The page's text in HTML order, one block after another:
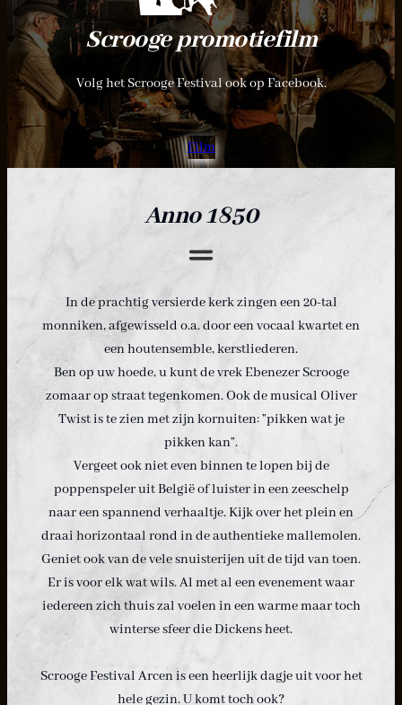
Scrooge promotiefilm
Volg het Scrooge Festival ook op Facebook.
Film
Anno 1850
In de prachtig versierde kerk zingen een 20-tal
monniken, afgewisseld o.a. door een vocaal kwartet en
een houtensemble, kerstliederen.
Ben op uw hoede, u kunt de vrek Ebenezer Scrooge
zomaar op straat tegenkomen. Ook de musical Oliver
Twist is te zien met zijn kornuiten: ”pikken wat je
pikken kan”.
Vergeet ook niet even binnen te lopen bij de
poppenspeler uit België of luister in een zeeschelp
naar een spannend verhaaltje. Kijk over het plein en
draai horizontaal rond in de authentieke mallemolen.
Geniet ook van de vele snuisterijen uit de tijd van toen.
Er is voor elk wat wils. Al met al een evenement waar
iedereen zich thuis zal voelen in een warme maar toch
winterse sfeer die Dickens heet.
Scrooge Festival Arcen is een heerlijk dagje uit voor het
hele gezin. U komt toch ook?